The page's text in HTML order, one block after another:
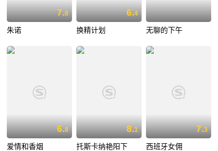
7.8
朱诺
6.4
换精计划 无聊的下午
6.8
爱情和香烟
8.1
托斯卡纳艳阳下
7.3
西班牙女佣